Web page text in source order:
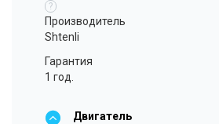
?
Производитель
Shtenli
Гарантия
1 год.
Двигатель